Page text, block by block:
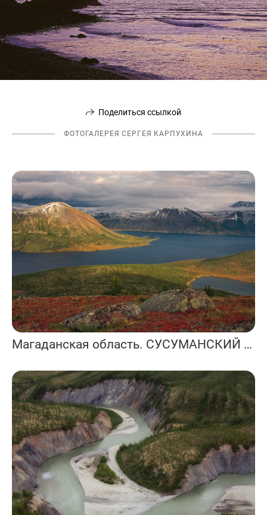
Поделиться ссылкой
ФОТОГАЛЕРЕЯ СЕРГЕЯ КАРПУХИНА
Магаданская область. СУСУМАНСКИЙ РАЙОН. Южные отроги хребта Черского.